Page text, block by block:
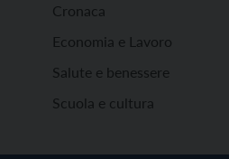
Cronaca
Economia e Lavoro
Salute e benessere
Scuola e cultura